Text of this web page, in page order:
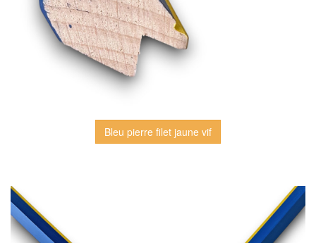
Bleu pierre filet jaune vif